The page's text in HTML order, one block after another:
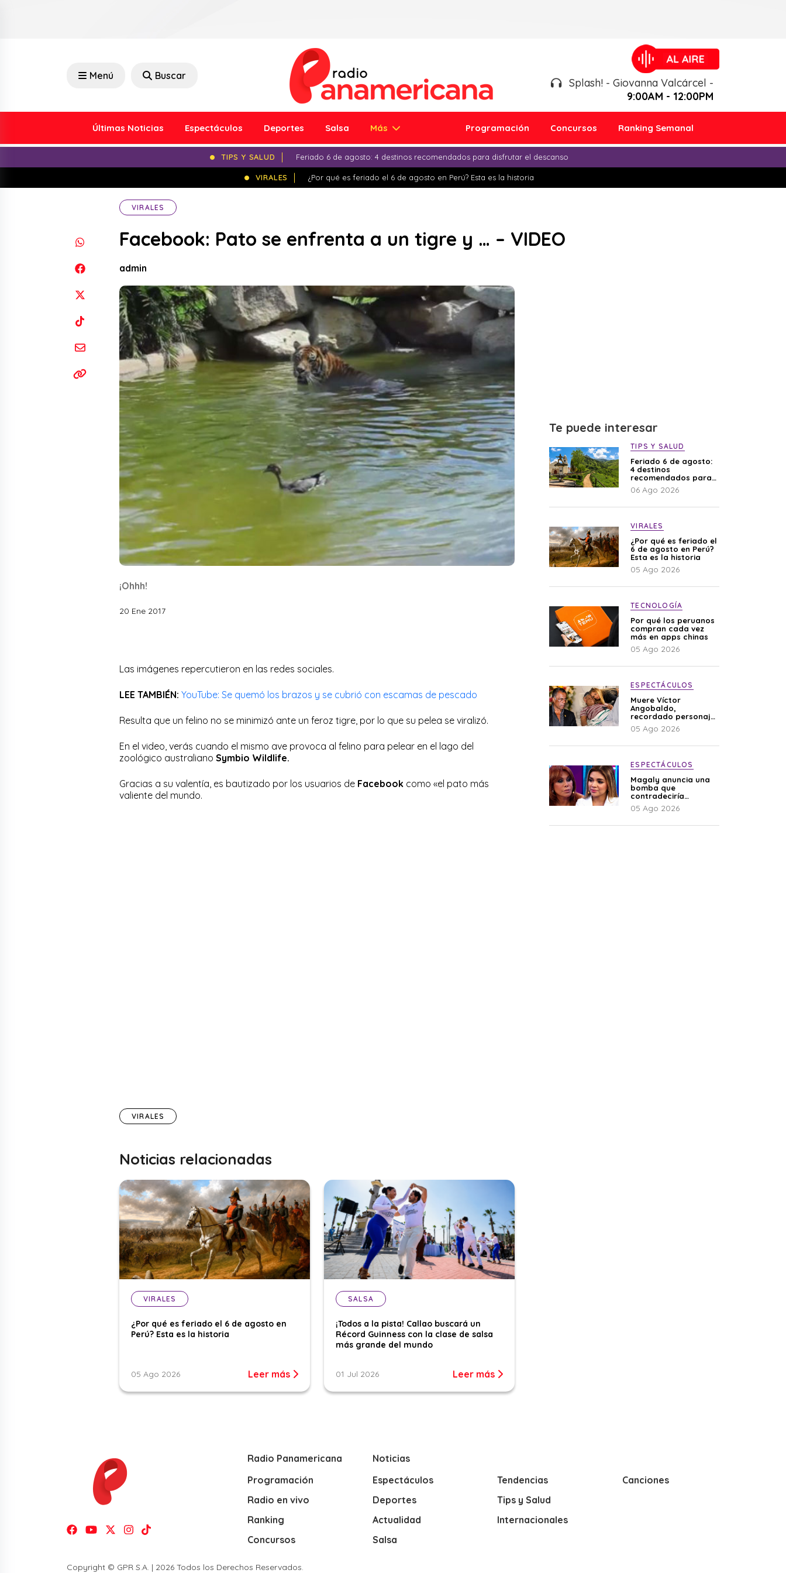
Menú Buscar
Splash! - Giovanna Valcárcel -
9:00AM - 12:00PM
Últimas Noticias Espectáculos Deportes Salsa Más Programación Concursos Ranking Semanal
TIPS Y SALUD Feriado 6 de agosto: 4 destinos recomendados para disfrutar el descanso
VIRALES ¿Por qué es feriado el 6 de agosto en Perú? Esta es la historia
VIRALES
Facebook: Pato se enfrenta a un tigre y … – VIDEO
admin
¡Ohhh!
20 Ene 2017
Las imágenes repercutieron en las redes sociales.
LEE TAMBIÉN: YouTube: Se quemó los brazos y se cubrió con escamas de pescado
Resulta que un felino no se minimizó ante un feroz tigre, por lo que su pelea se viralizó.
En el video, verás cuando el mismo ave provoca al felino para pelear en el lago del
zoológico australiano Symbio Wildlife.
Gracias a su valentía, es bautizado por los usuarios de Facebook como «el pato más
valiente del mundo.
VIRALES
Noticias relacionadas
VIRALES
¿Por qué es feriado el 6 de agosto en
Perú? Esta es la historia
05 Ago 2026 Leer más
SALSA
¡Todos a la pista! Callao buscará un
Récord Guinness con la clase de salsa
más grande del mundo
01 Jul 2026 Leer más
Te puede interesar
TIPS Y SALUD
Feriado 6 de agosto:
4 destinos
recomendados para
disfrutar el descanso
06 Ago 2026
VIRALES
¿Por qué es feriado el
6 de agosto en Perú?
Esta es la historia
05 Ago 2026
TECNOLOGÍA
Por qué los peruanos
compran cada vez
más en apps chinas
05 Ago 2026
ESPECTÁCULOS
Muere Víctor
Angobaldo,
recordado personaje
de la farándula y
expareja de Shirley
05 Ago 2026
ESPECTÁCULOS
Magaly anuncia una
bomba que
contradeciría
comunicado de La
Bella Luz: “Hay un
05 Ago 2026
Radio Panamericana
Programación
Radio en vivo
Ranking
Concursos
Noticias
Espectáculos
Deportes
Actualidad
Salsa
Tendencias
Tips y Salud
Internacionales
Canciones
Copyright © GPR S.A. | 2026 Todos los Derechos Reservados.